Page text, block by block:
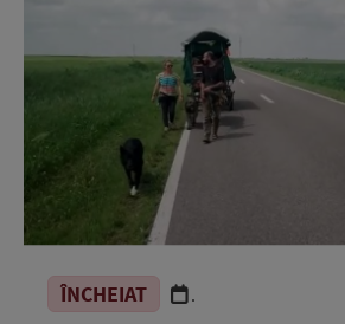
ÎNCHEIAT .